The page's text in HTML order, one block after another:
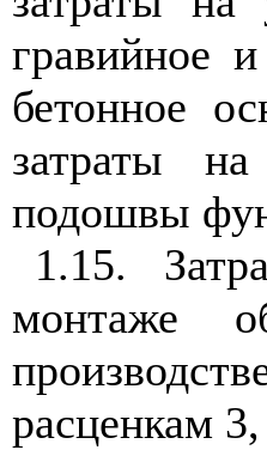
гравийное
бетонное
затраты
подошвы
1.15.
монтаже
расценкам